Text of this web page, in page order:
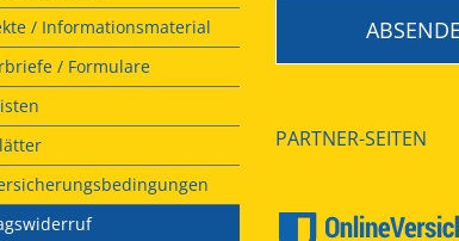
/ Informationsmaterial
/ Formulare
PARTNER-SEITEN